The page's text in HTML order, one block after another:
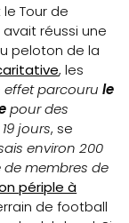
Tour de
réussi une
peloton de la
, les
effet parcourule
pour des
jours, se
environ 200
de membres de
périple à
de football